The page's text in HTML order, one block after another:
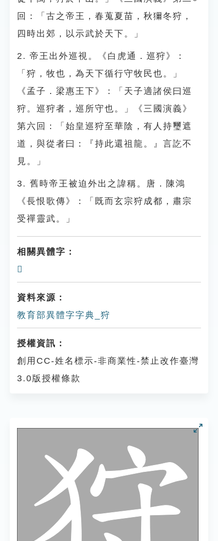
回：「古之帝王，春蒐夏苗，秋獮冬狩，
四時出郊，以示武於天下。」
2. 帝王出外巡視。《白虎通．巡狩》：
「狩，牧也，為天下循行守牧民也。」
《孟子．梁惠王下》：「天子適諸侯曰巡
狩。巡狩者，巡所守也。」《三國演義》
第六回：「始皇巡狩至華陰，有人持璽遮
道，與從者曰：『持此還祖龍。』言訖不
見。」
3. 舊時帝王被迫外出之諱稱。唐．陳鴻
《長恨歌傳》：「既而玄宗狩成都，肅宗
受禪靈武。」
相關異體字：
𩊦
資料來源：
教育部異體字字典_狩
授權資訊：
創用CC-姓名標示-非商業性-禁止改作臺灣
3.0版授權條款